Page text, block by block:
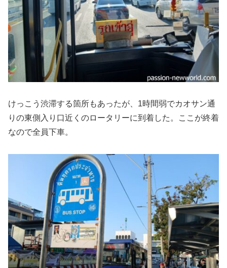
けっこう渋滞する箇所もあったが、1時間弱でカオサン通
りの東側入り口近くのロータリーに到着した。ここが終着
なので全員下車。